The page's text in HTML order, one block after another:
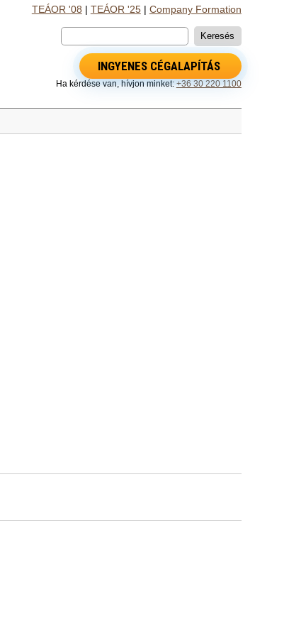
TEÁOR '08 TEÁOR '25| Company Formation
INGYENES CÉGALAPÍTÁS
Ha kérdése van, hívjon minket: +36 30 220 1100